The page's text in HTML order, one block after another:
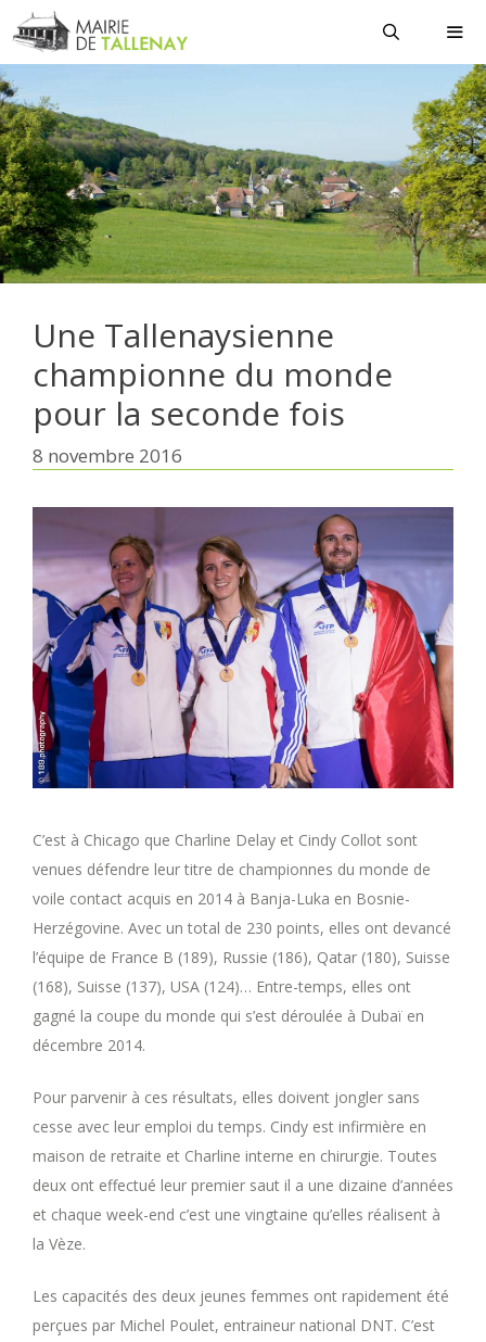
Aller
au
contenu
Une Tallenaysienne
championne du monde
pour la seconde fois
8 novembre 2016
C’est à Chicago que Charline Delay et Cindy Collot sont
venues défendre leur titre de championnes du monde de
voile contact acquis en 2014 à Banja-Luka en Bosnie-
Herzégovine. Avec un total de 230 points, elles ont devancé
l’équipe de France B (189), Russie (186), Qatar (180), Suisse
(168), Suisse (137), USA (124)… Entre-temps, elles ont
gagné la coupe du monde qui s’est déroulée à Dubaï en
décembre 2014.
Pour parvenir à ces résultats, elles doivent jongler sans
cesse avec leur emploi du temps. Cindy est infirmière en
maison de retraite et Charline interne en chirurgie. Toutes
deux ont effectué leur premier saut il a une dizaine d’années
et chaque week-end c’est une vingtaine qu’elles réalisent à
la Vèze.
Les capacités des deux jeunes femmes ont rapidement été
perçues par Michel Poulet, entraineur national DNT. C’est